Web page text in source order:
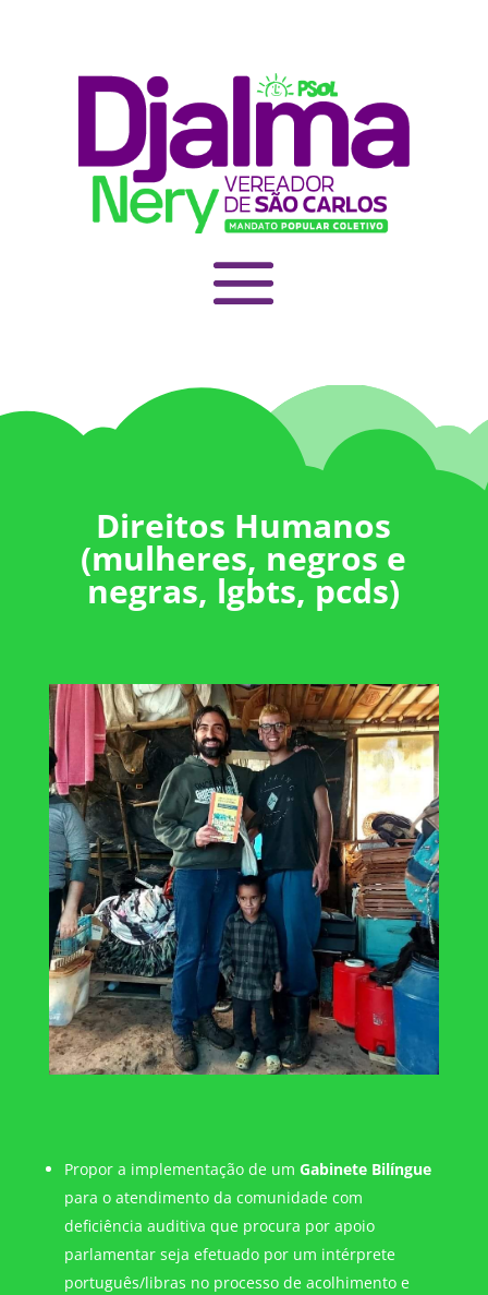
Direitos Humanos
(mulheres, negros e
negras, lgbts, pcds)
Propor a implementação de um Gabinete Bilíngue
para o atendimento da comunidade com
deficiência auditiva que procura por apoio
parlamentar seja efetuado por um intérprete
português/libras no processo de acolhimento e